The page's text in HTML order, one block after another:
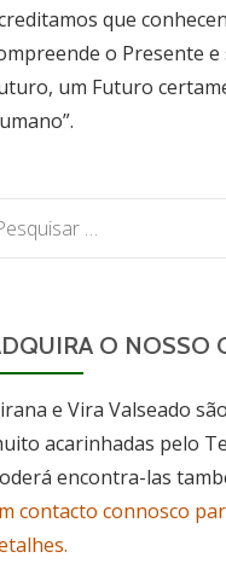
que
o Presente
um Futuro
O NOSSO
e Vira Valseado
acarinhadas pelo
encontra-las
contacto connosco